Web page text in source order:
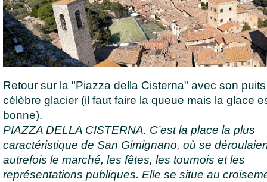
Retour sur la "Piazza della Cisterna" avec son
célèbre glacier (il faut faire la queue mais la glace
bonne).
PIAZZA DELLA CISTERNA. C’est la place la plus
caractéristique de San Gimignano, où se
autrefois le marché, les fêtes, les tournois et les
représentations publiques. Elle se situe au